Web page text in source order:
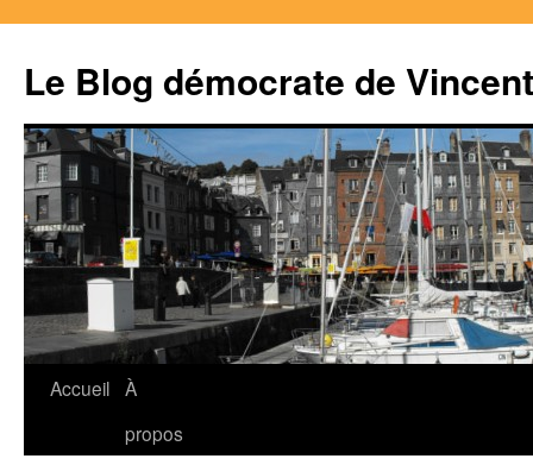
Le Blog démocrate de
Aller
Accueil À
propos